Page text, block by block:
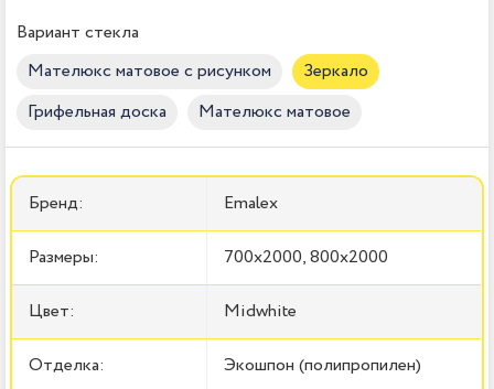
Вариант стекла
Мателюкс матовое с рисунком
Зеркало
Грифельная доска
Мателюкс матовое
Бренд: Emalex
Размеры: 700x2000, 800x2000
Цвет: Midwhite
Отделка: Экошпон (полипропилен)